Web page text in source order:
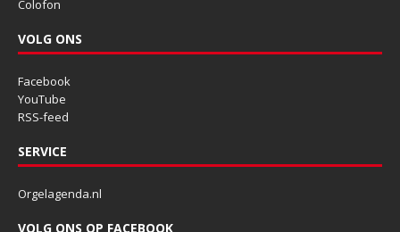
Colofon
VOLG ONS
Facebook
YouTube
RSS-feed
SERVICE
Orgelagenda.nl
VOLG ONS OP FACEBOOK